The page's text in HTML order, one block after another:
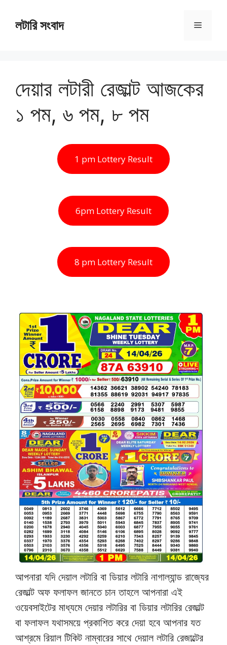
contentলটারি সংবাদ Menu
দেয়ার লটারী রেজাল্ট আজকের
১ পম, ৬ পম, ৮ পম
1 pm Lottery Result
6pm Lottery Result
8 pm Lottery Result
আপনারা যদি দেয়াল লটারি বা ডিয়ার লটারি নাগাল্যান্ড রাজ্যের
রেজাল্ট অফ ফলাফল জানতে চান তাহলে আপনারা এই
ওয়েবসাইটের মাধ্যমে দেয়ার লটারির বা ডিয়ার লটারির রেজাল্ট
বা ফলাফল যথাসময়ে প্রকাশিত করে দেয়া হবে আপনার যত
আশ্রমে রিয়াল টিকিট নাম্বারের সাথে দেয়াল লটারি রেজাল্টের